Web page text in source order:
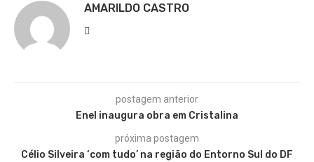
AMARILDO CASTRO
postagem anterior
Enel inaugura obra em Cristalina
próxima postagem
Célio Silveira ‘com tudo’ na região do Entorno Sul do DF